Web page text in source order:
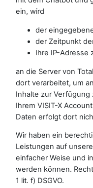
ein, wird
der
der Zeitpunkt
Ihre IP-Adresse
an die Server von
dort verarbeitet, um
Inhalte zur Verfügung
Ihrem VISIT-X
Daten erfolgt dort
Wir haben ein
Leistungen auf
einfacher Weise und
werden können.
1 lit. f) DSGVO.